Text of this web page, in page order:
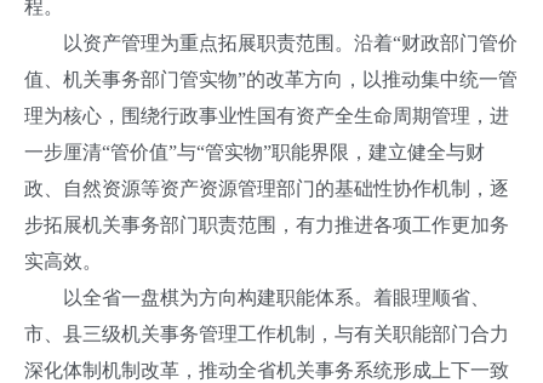
程。
以资产管理为重点拓展职责范围。沿着“财政部门管价
值、机关事务部门管实物”的改革方向，以推动集中统一管
理为核心，围绕行政事业性国有资产全生命周期管理，进
一步厘清“管价值”与“管实物”职能界限，建立健全与财
政、自然资源等资产资源管理部门的基础性协作机制，逐
步拓展机关事务部门职责范围，有力推进各项工作更加务
实高效。
以全省一盘棋为方向构建职能体系。着眼理顺省、
市、县三级机关事务管理工作机制，与有关职能部门合力
深化体制机制改革，推动全省机关事务系统形成上下一致